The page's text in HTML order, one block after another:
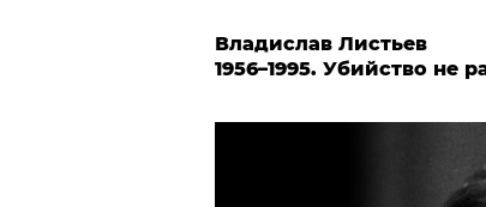
Владислав Листьев
1956–1995. Убийство не